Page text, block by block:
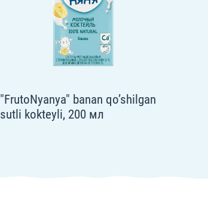
"FrutoNyanya" banan qo’shilgan
sutli kokteyli, 200 мл